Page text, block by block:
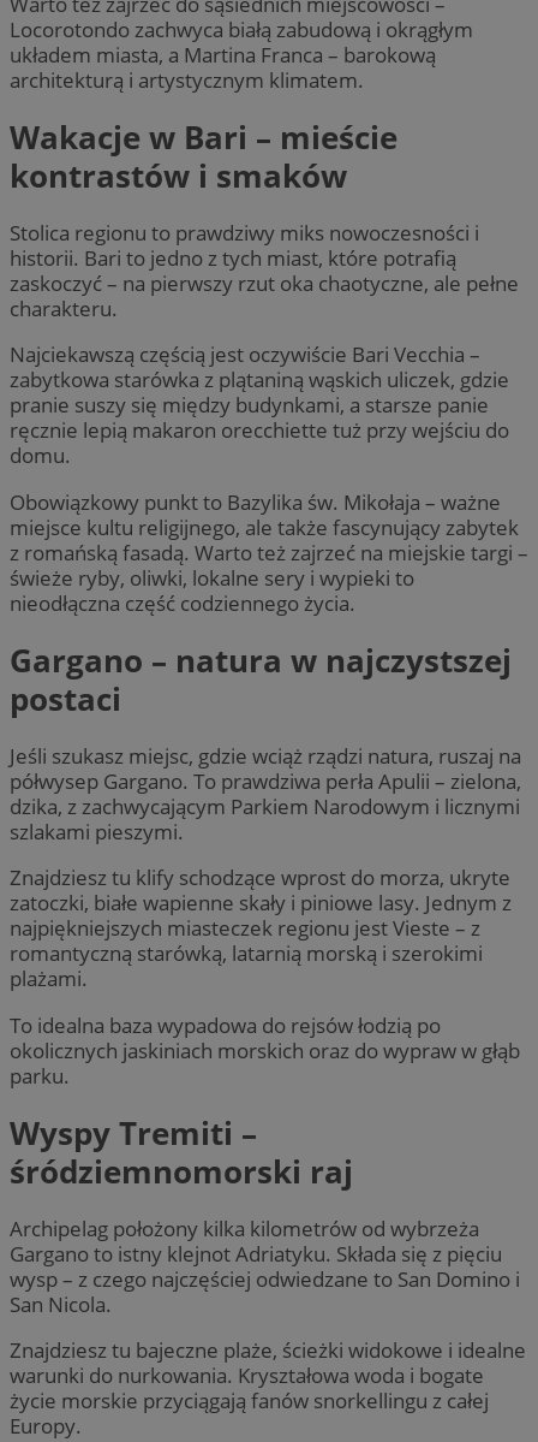
Locorotondo zachwyca białą zabudową i okrągłym
układem miasta, a Martina Franca – barokową
architekturą i artystycznym klimatem.
Wakacje w Bari – mieście
kontrastów i smaków
Stolica regionu to prawdziwy miks nowoczesności i
historii. Bari to jedno z tych miast, które potrafią
zaskoczyć – na pierwszy rzut oka chaotyczne, ale pełne
charakteru.
Najciekawszą częścią jest oczywiście Bari Vecchia –
zabytkowa starówka z plątaniną wąskich uliczek, gdzie
pranie suszy się między budynkami, a starsze panie
ręcznie lepią makaron orecchiette tuż przy wejściu do
domu.
Obowiązkowy punkt to Bazylika św. Mikołaja – ważne
miejsce kultu religijnego, ale także fascynujący zabytek
z romańską fasadą. Warto też zajrzeć na miejskie targi –
świeże ryby, oliwki, lokalne sery i wypieki to
nieodłączna część codziennego życia.
Gargano – natura w najczystszej
postaci
Jeśli szukasz miejsc, gdzie wciąż rządzi natura, ruszaj na
półwysep Gargano. To prawdziwa perła Apulii – zielona,
dzika, z zachwycającym Parkiem Narodowym i licznymi
szlakami pieszymi.
Znajdziesz tu klify schodzące wprost do morza, ukryte
zatoczki, białe wapienne skały i piniowe lasy. Jednym z
najpiękniejszych miasteczek regionu jest Vieste – z
romantyczną starówką, latarnią morską i szerokimi
plażami.
To idealna baza wypadowa do rejsów łodzią po
okolicznych jaskiniach morskich oraz do wypraw w głąb
parku.
Wyspy Tremiti –
śródziemnomorski raj
Archipelag położony kilka kilometrów od wybrzeża
Gargano to istny klejnot Adriatyku. Składa się z pięciu
wysp – z czego najczęściej odwiedzane to San Domino i
San Nicola.
Znajdziesz tu bajeczne plaże, ścieżki widokowe i idealne
warunki do nurkowania. Kryształowa woda i bogate
życie morskie przyciągają fanów snorkellingu z całej
Europy.